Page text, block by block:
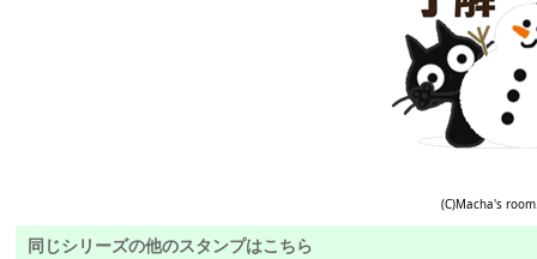
(C)Macha's
同じシリーズの他のスタンプはこちら